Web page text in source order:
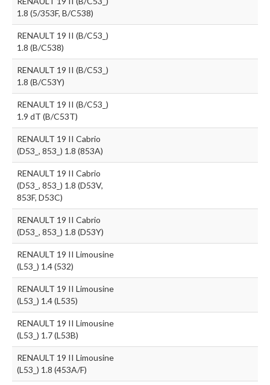
1.8 (5/353F, B/C538)
RENAULT 19 II (B/C53_)
1.8 (B/C538)
RENAULT 19 II (B/C53_)
1.8 (B/C53Y)
RENAULT 19 II (B/C53_)
1.9 dT (B/C53T)
RENAULT 19 II Cabrio
(D53_, 853_) 1.8 (853A)
RENAULT 19 II Cabrio
(D53_, 853_) 1.8 (D53V,
853F, D53C)
RENAULT 19 II Cabrio
(D53_, 853_) 1.8 (D53Y)
RENAULT 19 II Limousine
(L53_) 1.4 (532)
RENAULT 19 II Limousine
(L53_) 1.4 (L535)
RENAULT 19 II Limousine
(L53_) 1.7 (L53B)
RENAULT 19 II Limousine
(L53_) 1.8 (453A/F)